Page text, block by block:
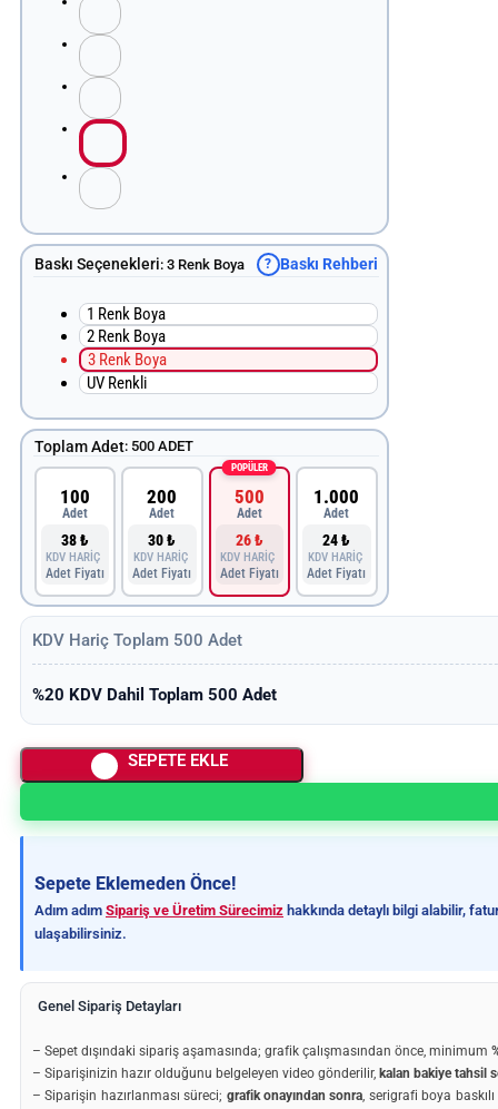
Baskı Seçenekleri:3 Renk Boya ? Baskı Rehberi
1 Renk Boya
2 Renk Boya
3 Renk Boya
UV Renkli
Toplam Adet:500 ADET
100
Adet
38 ₺
KDV HARİÇ
Adet Fiyatı
200
Adet
30 ₺
KDV HARİÇ
Adet Fiyatı
POPÜLER
500
Adet
26 ₺
KDV HARİÇ
Adet Fiyatı
1.000
Adet
24 ₺
KDV HARİÇ
Adet Fiyatı
KDV Hariç Toplam 500 Adet
%20 KDV Dahil Toplam 500 Adet
SEPETE EKLE
Sepete Eklemeden Önce!
Adım adım Sipariş ve Üretim Sürecimiz hakkında detaylı bilgi alabilir,
ulaşabilirsiniz.
Genel Sipariş Detayları
– Sepet dışındaki sipariş aşamasında; grafik çalışmasından önce, minimum
– Siparişinizin hazır olduğunu belgeleyen video gönderilir, kalan bakiye tahsil
– Siparişin hazırlanması süreci; grafik onayından sonra, serigrafi boya